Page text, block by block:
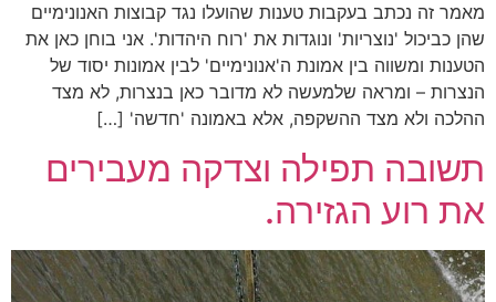
מאמר זה נכתב בעקבות טענות שהועלו נגד קבוצות האנונימיים
שהן כביכול 'נוצריות' ונוגדות את 'רוח היהדות'. אני בוחן כאן את
הטענות ומשווה בין אמונת ה'אנונימיים' לבין אמונות יסוד של
הנצרות – ומראה שלמעשה לא מדובר כאן בנצרות, לא מצד
ההלכה ולא מצד ההשקפה, אלא באמונה 'חדשה' […]
תשובה תפילה וצדקה מעבירים
את רוע הגזירה.